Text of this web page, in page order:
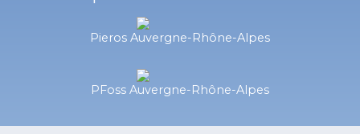
Pieros Auvergne-Rhône-Alpes
PFoss Auvergne-Rhône-Alpes